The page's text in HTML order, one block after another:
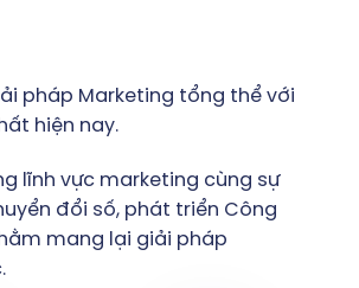
pháp Marketing tổng thể với
hiện nay.
lĩnh vực marketing cùng sự
đổi số, phát triển Công
mang lại giải pháp